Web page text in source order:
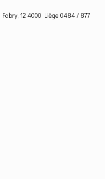
12 4000 Liège 0484 / 877